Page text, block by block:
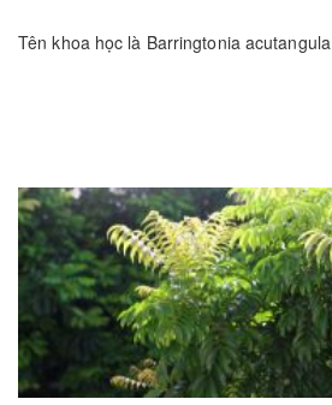
Tên khoa học là Barringtonia acutangula